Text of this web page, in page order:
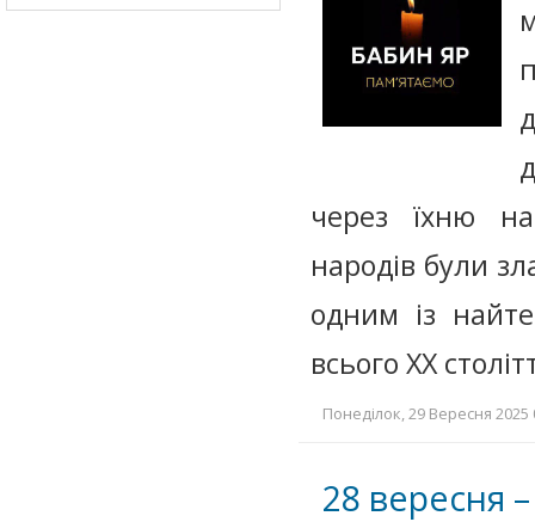
через їхню
народів були
одним із
всього ХХ
Понеділок, 29 Вересня
28 вересня